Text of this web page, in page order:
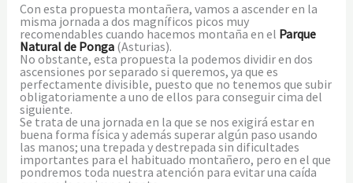
Con esta propuesta montañera, vamos a ascender en la
misma jornada a dos magníficos picos muy
recomendables cuando hacemos montaña en el Parque
Natural de Ponga(Asturias).
No obstante, esta propuesta la podemos dividir en dos
ascensiones por separado si queremos, ya que es
perfectamente divisible, puesto que no tenemos que subir
obligatoriamente a uno de ellos para conseguir cima del
siguiente.
Se trata de una jornada en la que se nos exigirá estar en
buena forma física y además superar algún paso usando
las manos; una trepada y destrepada sin dificultades
importantes para el habituado montañero, pero en el que
pondremos toda nuestra atención para evitar una caída